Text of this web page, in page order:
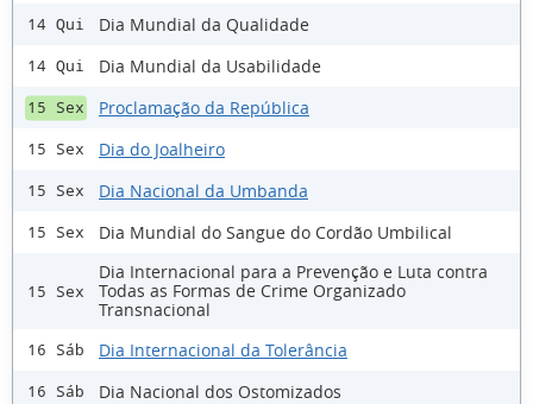
14 Qui Dia Mundial da Qualidade
14 Qui Dia Mundial da Usabilidade
15 Sex Proclamação da República
15 Sex Dia do Joalheiro
15 Sex Dia Nacional da Umbanda
15 Sex Dia Mundial do Sangue do Cordão Umbilical
15 Sex
Dia Internacional para a Prevenção e Luta contra
Todas as Formas de Crime Organizado
Transnacional
16 Sáb Dia Internacional da Tolerância
16 Sáb Dia Nacional dos Ostomizados